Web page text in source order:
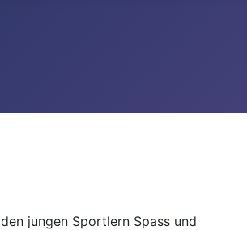
jungen Sportlern Spass und